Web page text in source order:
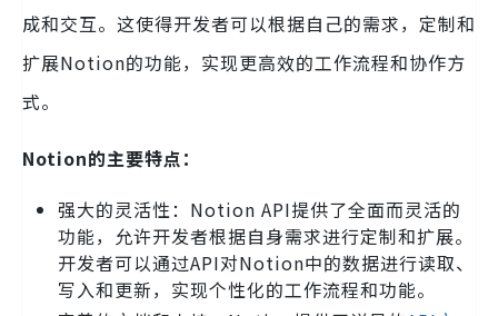
成和交互。这使得开发者可以根据自己的需求，定制和
扩展Notion的功能，实现更高效的工作流程和协作方
式。
Notion的主要特点：
强大的灵活性：Notion API提供了全面而灵活的
功能，允许开发者根据自身需求进行定制和扩展。
开发者可以通过API对Notion中的数据进行读取、
写入和更新，实现个性化的工作流程和功能。